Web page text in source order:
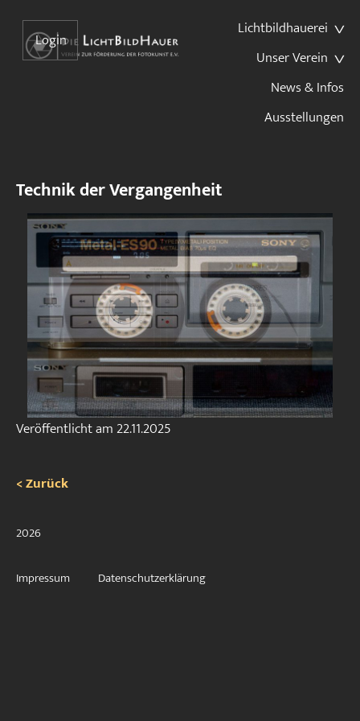
Lichtbildhauerei
Unser Verein
News & Infos
Ausstellungen
Login
Technik der Vergangenheit
Veröffentlicht am22.11.2025
< Zurück
2026
Impressum Datenschutzerklärung